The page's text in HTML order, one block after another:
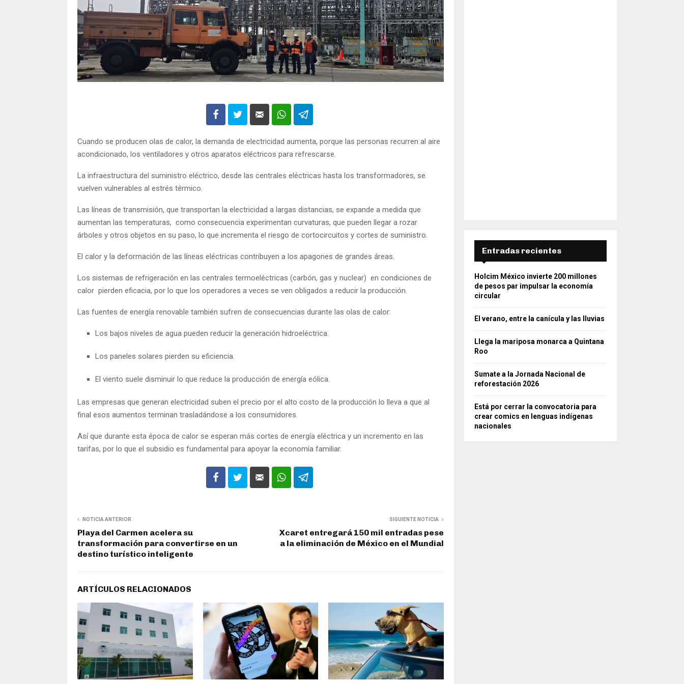
Cuando se producen olas de calor, la demanda de electricidad aumenta, porque las personas recurren al aire
acondicionado, los ventiladores y otros aparatos eléctricos para refrescarse.
La infraestructura del suministro eléctrico, desde las centrales eléctricas hasta los transformadores, se
vuelven vulnerables al estrés térmico.
Las líneas de transmisión, que transportan la electricidad a largas distancias, se expande a medida que
aumentan las temperaturas, como consecuencia experimentan curvaturas, que pueden llegar a rozar
árboles y otros objetos en su paso, lo que incrementa el riesgo de cortocircuitos y cortes de suministro.
El calor y la deformación de las líneas eléctricas contribuyen a los apagones de grandes áreas.
Los sistemas de refrigeración en las centrales termoeléctricas (carbón, gas y nuclear) en condiciones de
calor pierden eficacia, por lo que los operadores a veces se ven obligados a reducir la producción.
Las fuentes de energía renovable también sufren de consecuencias durante las olas de calor:
Los bajos niveles de agua pueden reducir la generación hidroeléctrica.
Los paneles solares pierden su eficiencia.
El viento suele disminuir lo que reduce la producción de energía eólica.
Las empresas que generan electricidad suben el precio por el alto costo de la producción lo lleva a que al
final esos aumentos terminan trasladándose a los consumidores.
Así que durante esta época de calor se esperan más cortes de energía eléctrica y un incremento en las
tarifas, por lo que el subsidio es fundamental para apoyar la economía familiar.
NOTICIA ANTERIOR
Playa del Carmen acelera su
transformación para convertirse en un
destino turístico inteligente
SIGUIENTE NOTICIA
Xcaret entregará 150 mil entradas pese
a la eliminación de México en el Mundial
ARTÍCULOS RELACIONADOS
Entradas recientes
Holcim México invierte 200 millones
de pesos par impulsar la economía
circular
El verano, entre la canícula y las lluvias
Llega la mariposa monarca a Quintana
Roo
Sumate a la Jornada Nacional de
reforestación 2026
Está por cerrar la convocatoria para
crear comics en lenguas indígenas
nacionales